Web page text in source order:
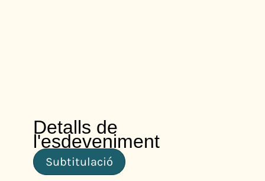
Detalls de
l'esdeveniment
Subtitulació